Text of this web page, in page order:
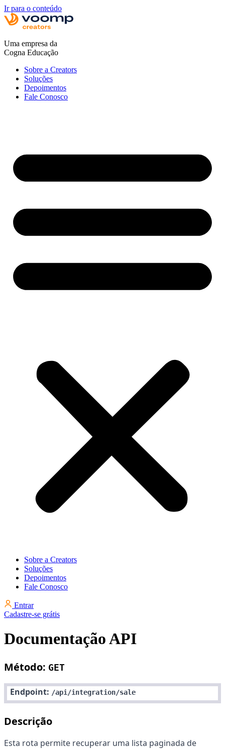
Ir para o conteúdo
Uma empresa da
Cogna Educação
Sobre a Creators
Soluções
Depoimentos
Fale Conosco
Sobre a Creators
Soluções
Depoimentos
Fale Conosco
Entrar
Cadastre-se grátis
Documentação API
Método: GET
Endpoint: /api/integration/sale
Descrição
Esta rota permite recuperar uma lista paginada de